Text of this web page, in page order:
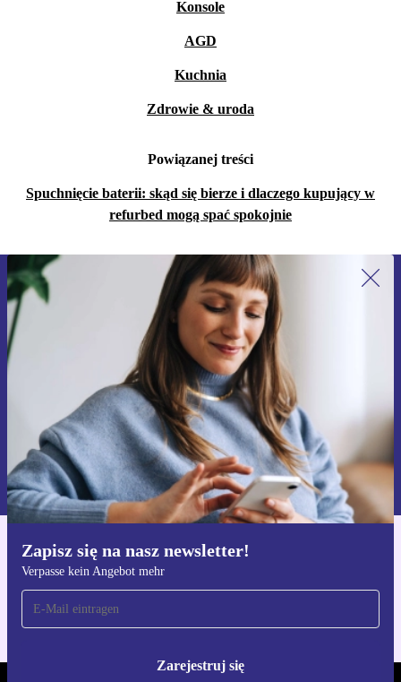
Konsole
AGD
Kuchnia
Zdrowie & uroda
Powiązanej treści
Spuchnięcie baterii: skąd się bierze i dlaczego kupujący w
refurbed mogą spać spokojnie
Zapisz się na nasz newsletter!
Verpasse kein Angebot mehr
Zarejestruj się
Zapisz się na nasz newsletter!
Nie przegap żadnej oferty.
Zarejestruj się
Informacje na temat używania danych osobowych znajdują się w
naszej
Polityce prywatności
Pobierz aplikację refurbed
Dla iOS i Android